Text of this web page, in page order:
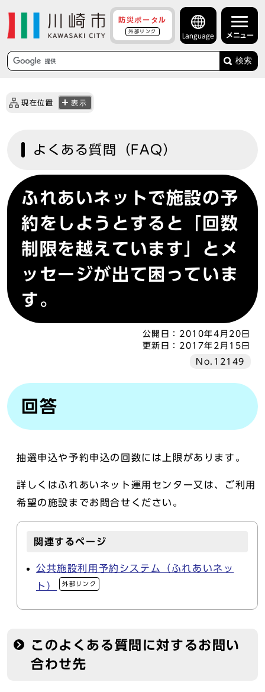
防災ポータル
外部リンク
Language メニュー
検索
現在位置 表示
よくある質問（FAQ）
ふれあいネットで施設の予
約をしようとすると「回数
制限を越えています」とメ
ッセージが出て困っていま
す。
公開日： 2010年4月20日
更新日： 2017年2月15日
No.12149
回答
抽選申込や予約申込の回数には上限があります。
詳しくはふれあいネット運用センター又は、ご利用
希望の施設までお問合せください。
関連するページ
公共施設利用予約システム（ふれあいネッ
ト）
外部リンク
このよくある質問に対するお問い
合わせ先